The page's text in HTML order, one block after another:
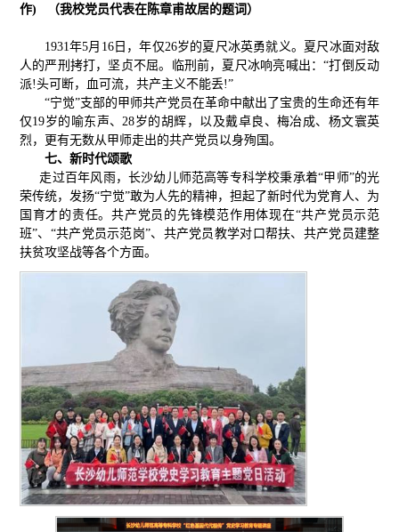
作) （我校党员代表在陈章甫故居的题词）
1931年5月16日，年仅26岁的夏尺冰英勇就义。夏尺冰面对敌
人的严刑拷打，坚贞不屈。临刑前，夏尺冰响亮喊出：“打倒反动
派!头可断，血可流，共产主义不能丢!”
“宁觉”支部的甲师共产党员在革命中献出了宝贵的生命还有年
仅19岁的喻东声、28岁的胡辉，以及戴卓良、梅冶成、杨文寰英
烈，更有无数从甲师走出的共产党员以身殉国。
七、新时代颂歌
走过百年风雨，长沙幼儿师范高等专科学校秉承着“甲师”的光
荣传统，发扬“宁觉”敢为人先的精神，担起了新时代为党育人、为
国育才的责任。共产党员的先锋模范作用体现在“共产党员示范
班”、“共产党员示范岗”、共产党员教学对口帮扶、共产党员建整
扶贫攻坚战等各个方面。